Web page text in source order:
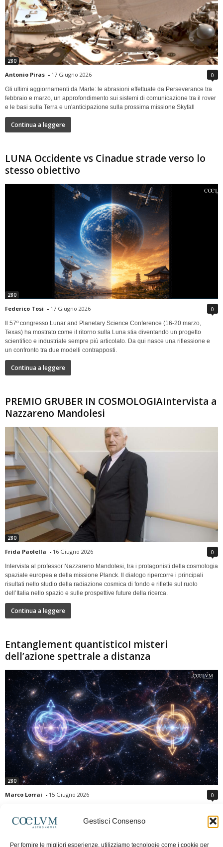
Gestisci Consenso
Per fornire le migliori esperienze, utilizziamo tecnologie come i cookie per
280
Antonio Piras - 17 Giugno 2026 0
Gli ultimi aggiornamenti da Marte: le abrasioni effettuate da Perseverance tra
febbraio e marzo, un approfondimento sui sistemi di comunicazione tra il rover
e le basi sulla Terra e un'anticipazione sulla prossima missione Skyfall
Continua a leggere
LUNA Occidente vs Cinadue strade verso lo
stesso obiettivo
280
Federico Tosi - 17 Giugno 2026 0
Il 57º congresso Lunar and Planetary Science Conference (16-20 marzo,
Texas) ha mostrato come il ritorno sulla Luna stia diventando un progetto
scientifico e industriale sempre più articolato. Da qui nasce una riflessione e
un confronto tra due modelli contrapposti.
Continua a leggere
PREMIO GRUBER IN COSMOLOGIAIntervista a
Nazzareno Mandolesi
280
Frida Paolella - 16 Giugno 2026 0
Intervista al professor Nazzareno Mandolesi, tra i protagonisti della cosmologia
spaziale europea e della missione Planck. Il dialogo ripercorre i principali
risultati nello studio della radiazione cosmica di fondo e riflette sul ruolo
dell’Italia nello spazio e sulle prospettive future della ricerca.
Continua a leggere
Entanglement quantisticoI misteri
dell’azione spettrale a distanza
280
Marco Lorrai - 15 Giugno 2026 0
moderna: due particelle possono mostrare correlazioni che sembrano ignorare
la distanza che le separa. Gli esperimenti e i teoremi di Bell hanno escluso le
previsioni della meccanica quantistica. Nonostante ciò, l'entanglement non